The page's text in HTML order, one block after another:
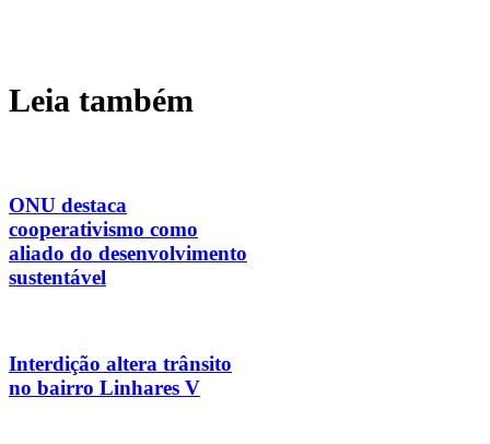
Leia também
ONU destaca
cooperativismo como
aliado do desenvolvimento
sustentável
Interdição altera trânsito
no bairro Linhares V